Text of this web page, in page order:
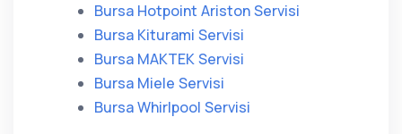
Bursa Hotpoint Ariston Servisi
Bursa Kiturami Servisi
Bursa MAKTEK Servisi
Bursa Miele Servisi
Bursa Whirlpool Servisi